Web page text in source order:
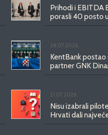
Prihodi i EBITDA
porasli 40 posto
28.07.2026.
KentBank postao
partner GNK
21.07.2026.
Nisu izabrali
Hrvati dali